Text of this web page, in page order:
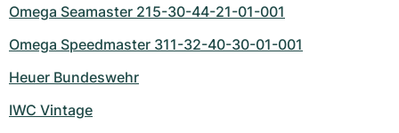
Omega Seamaster 215-30-44-21-01-001
Omega Speedmaster 311-32-40-30-01-001
Heuer Bundeswehr
IWC Vintage